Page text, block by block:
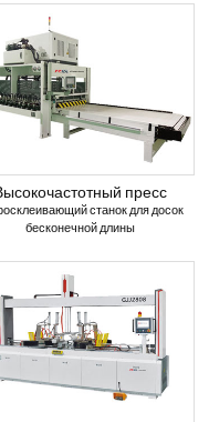
пресс
станок для досок
бесконечной длины